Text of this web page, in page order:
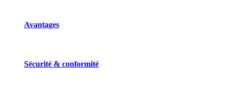
Avantages
Sécurité & conformité